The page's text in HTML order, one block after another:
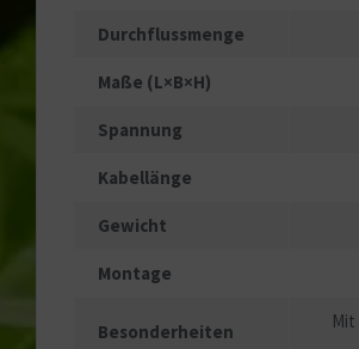
Durchflussmenge
Maße (L×B×H)
Spannung
Kabellänge
Gewicht
Montage
Besonderheiten